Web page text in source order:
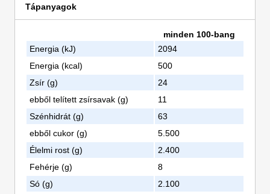
Tápanyagok
minden 100-bang
Energia (kJ)
2094
Energia (kcal)
500
Zsír (g)
24
ebből telített zsírsavak (g)
11
Szénhidrát (g)
63
ebből cukor (g)
5.500
Élelmi rost (g)
2.400
Fehérje (g)
8
Só (g)
2.100